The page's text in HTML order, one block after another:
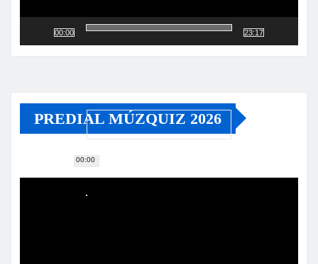
00:00
00:00
23:17
PREDIAL MÚZQUIZ 2026
Reproductor